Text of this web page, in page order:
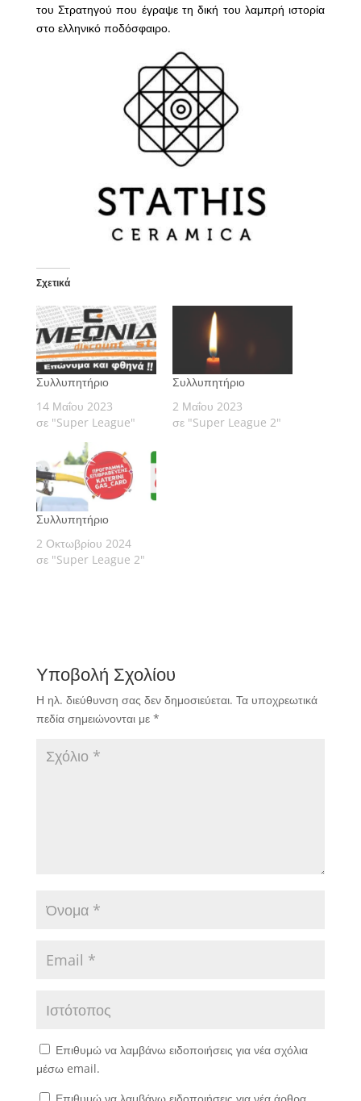
του Στρατηγού που έγραψε τη δική του λαμπρή ιστορία
στο ελληνικό ποδόσφαιρο.
Σχετικά
Συλλυπητήριο
14 Μαΐου 2023
σε "Super League"
Συλλυπητήριο
2 Μαΐου 2023
σε "Super League 2"
Συλλυπητήριο
2 Οκτωβρίου 2024
σε "Super League 2"
Υποβολή Σχολίου
Η ηλ. διεύθυνση σας δεν δημοσιεύεται. Τα υποχρεωτικά
πεδία σημειώνονται με *
Επιθυμώ να λαμβάνω ειδοποιήσεις για νέα σχόλια
μέσω email.